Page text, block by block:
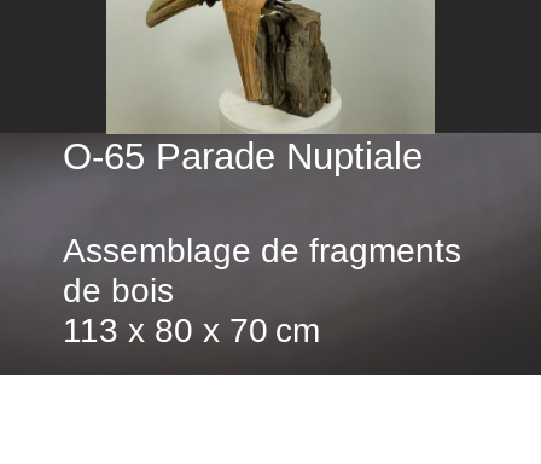
O-65 Parade Nuptiale
Assemblage de fragments
de bois
113 x 80 x 70 cm